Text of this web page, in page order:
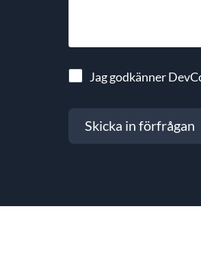
Jag godkänner
Skicka in förfrågan